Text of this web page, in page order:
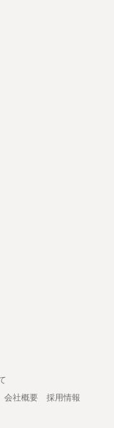
会社概要
採用情報